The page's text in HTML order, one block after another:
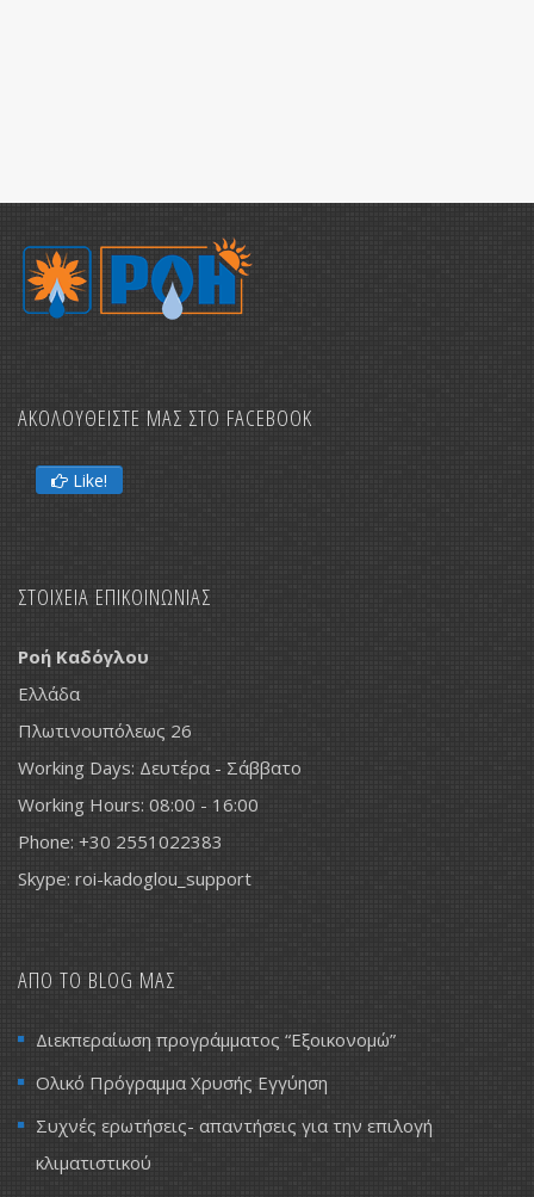
ΑΚΟΛΟΥΘΕΙΣΤΕ ΜΑΣ ΣΤΟ FACEBOOK
Like!
ΣΤΟΙΧΕΙΑ ΕΠΙΚΟΙΝΩΝΙΑΣ
Ροή Καδόγλου
Ελλάδα
Πλωτινουπόλεως 26
Working Days: Δευτέρα - Σάββατο
Working Hours: 08:00 - 16:00
Phone: +30 2551022383
Skype: roi-kadoglou_support
ΑΠΟ ΤΟ BLOG ΜΑΣ
Διεκπεραίωση προγράμματος “Εξοικονομώ”
Ολικό Πρόγραμμα Χρυσής Εγγύηση
Συχνές ερωτήσεις- απαντήσεις για την επιλογή
κλιματιστικού